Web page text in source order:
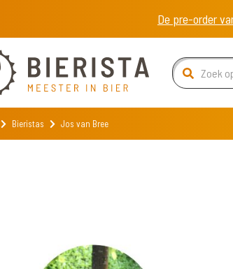
De pre-order
Bieristas Jos van Bree